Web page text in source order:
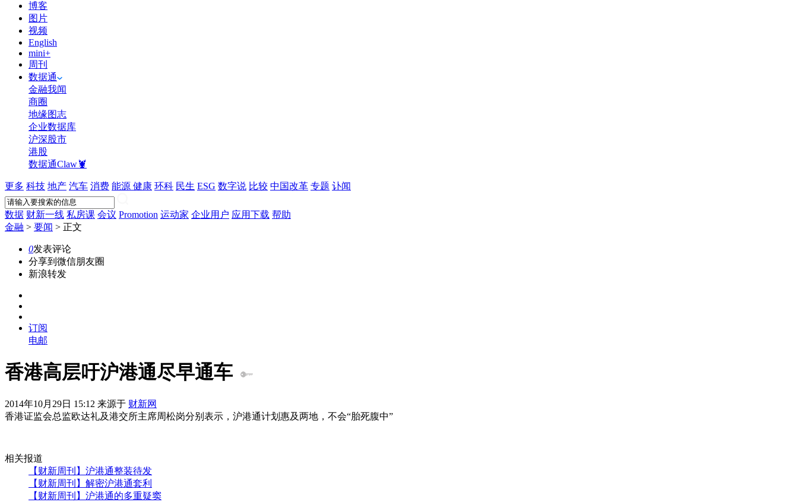
博客
图片
视频
English
mini+
周刊
数据通
金融我闻
商圈
地缘图志
企业数据库
沪深股市
港股
数据通Claw🦞
更多 科技 地产 汽车 消费 能源 健康 环科 民生 ESG 数字说 比较 中国改革 专题 讣闻
数据 财新一线 私房课 会议 Promotion 运动家 企业用户 应用下载 帮助
金融 > 要闻 > 正文
0发表评论
分享到微信朋友圈
新浪转发
订阅
电邮
香港高层吁沪港通尽早通车
2014年10月29日 15:12 来源于 财新网
香港证监会总监欧达礼及港交所主席周松岗分别表示，沪港通计划惠及两地，不会“胎死腹中”
相关报道
【财新周刊】沪港通整装待发
【财新周刊】解密沪港通套利
【财新周刊】沪港通的多重疑窦